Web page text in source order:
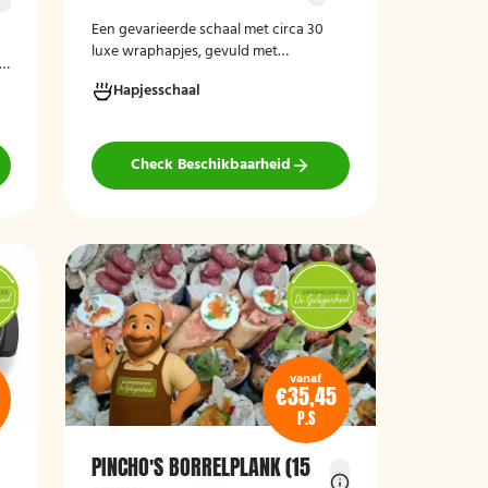
Een gevarieerde schaal met circa 30
luxe wraphapjes, gevuld met
roomkaas, kip, carpaccio met rucola en
zongedroogde tomaat. Ideaal als
borrelhapje voor feestjes, recepties of
zakelijke bijeenkomsten. De wraps zijn
Hapjesschaal
Check Beschikbaarheid
vanaf
€35,45
P.S
PINCHO'S BORRELPLANK (15